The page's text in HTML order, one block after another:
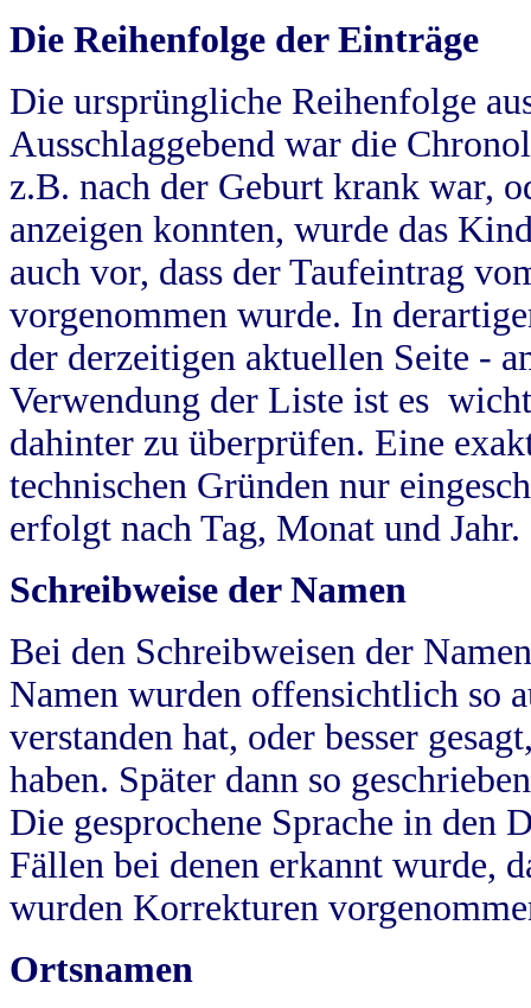
Die Reihenfolge der Einträge
Die ursprüngliche Reihenfolge
Ausschlaggebend war die
z.B. nach der Geburt krank war,
anzeigen konnten, wurde das
auch vor, dass der Taufeintrag
vorgenommen wurde. In
der derzeitigen aktuellen Seite -
Verwendung der Liste ist es
dahinter zu überprüfen. Eine
technischen Gründen nur
erfolgt nach Tag, Monat und Jahr.
Schreibweise der Namen
Bei den Schreibweisen der
Namen wurden offensichtlich so
verstanden hat, oder besser
haben. Später dann so
Die gesprochene Sprache in
Fällen bei denen erkannt wurde,
wurden Korrekturen
Ortsnamen